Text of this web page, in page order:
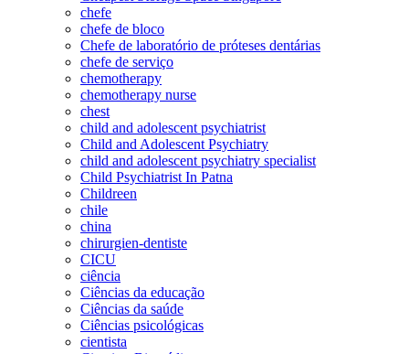
chefe
chefe de bloco
Chefe de laboratório de próteses dentárias
chefe de serviço
chemotherapy
chemotherapy nurse
chest
child and adolescent psychiatrist
Child and Adolescent Psychiatry
child and adolescent psychiatry specialist
Child Psychiatrist In Patna
Childreen
chile
china
chirurgien-dentiste
CICU
ciência
Ciências da educação
Ciências da saúde
Ciências psicológicas
cientista